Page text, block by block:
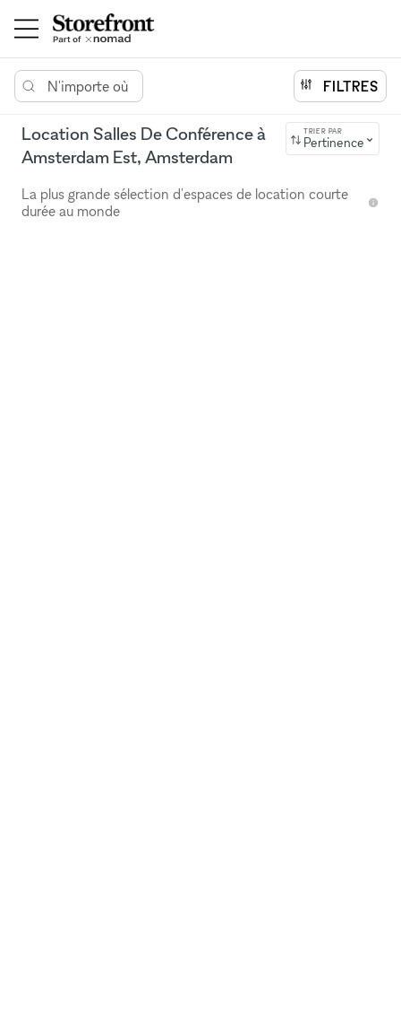
N'importe où FILTRES
Location Salles De Conférence à
Amsterdam Est, Amsterdam
TRIER PAR
Pertinence
La plus grande sélection d'espaces de location courte
durée au monde